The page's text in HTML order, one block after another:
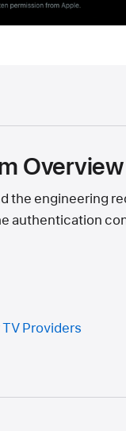
Overview
the engineering
authentication
Providers